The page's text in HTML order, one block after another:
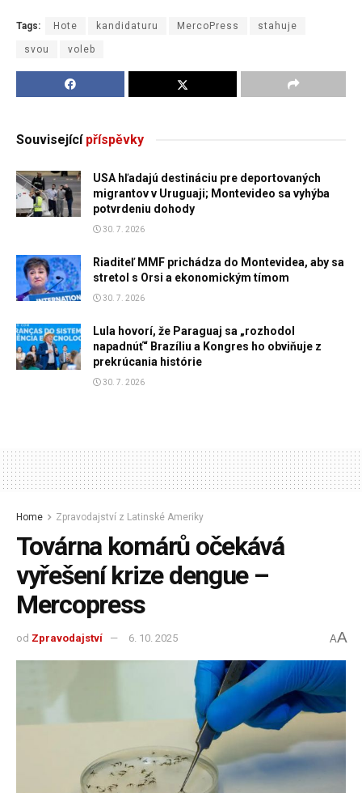
Tags: Hote kandidaturu MercoPress stahuje
svou voleb
Souvisejícípříspěvky
USA hľadajú destináciu pre deportovaných
migrantov v Uruguaji; Montevideo sa vyhýba
potvrdeniu dohody
30. 7. 2026
Riaditeľ MMF prichádza do Montevidea, aby sa
stretol s Orsi a ekonomickým tímom
30. 7. 2026
Lula hovorí, že Paraguaj sa „rozhodol
napadnúť“ Brazíliu a Kongres ho obviňuje z
prekrúcania histórie
30. 7. 2026
Home Zpravodajství z Latinské Ameriky
Továrna komárů očekává
vyřešení krize dengue –
Mercopress
od Zpravodajství 6. 10. 2025 AA